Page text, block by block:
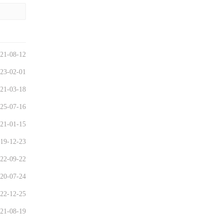
08-12
02-01
03-18
07-16
01-15
12-23
09-22
07-24
12-25
08-19